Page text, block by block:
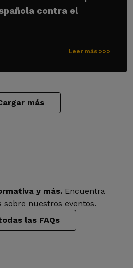
contra el
Leer más >>>
más
y más. Encuentra
nuestros eventos.
las FAQs